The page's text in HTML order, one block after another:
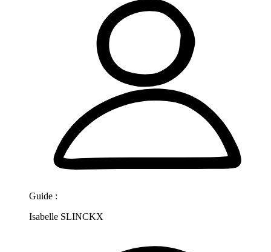
Guide :
Isabelle SLINCKX